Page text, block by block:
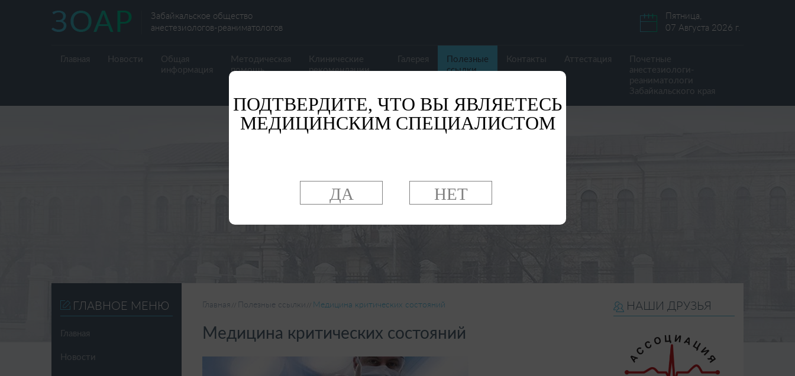
Забайкальское общество
анестезиологов-реаниматологов
Пятница,
07 Августа 2026 г.
Главная Новости
Общая
информация
Методическая
помощь
Клинические
рекомендации
Галерея
Полезные
ссылки
Контакты Аттестация
Почетные
анестезиологи-
реаниматологи
Забайкальского края
ГЛАВНОЕ МЕНЮ
Главная
Новости
Главная Полезные ссылки Медицина критических состояний
Медицина критических состояний
НАШИ ДРУЗЬЯ
ПОДТВЕРДИТЕ, ЧТО ВЫ ЯВЛЯЕТЕСЬ
МЕДИЦИНСКИМ СПЕЦИАЛИСТОМ
ДА НЕТ